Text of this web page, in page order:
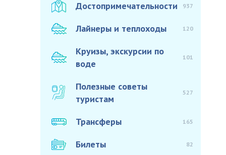
Достопримечательности 937
Лайнеры и теплоходы 120
Круизы, экскурсии по
воде
101
Полезные советы
туристам
527
Трансферы 165
Билеты 82